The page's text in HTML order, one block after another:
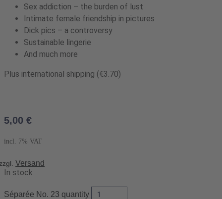
Sex addiction – the burden of lust
Intimate female friendship in pictures
Dick pics – a controversy
Sustainable lingerie
And much more
Plus international shipping (€3.70)
5,00 €
incl. 7% VAT
Versand
In stock
Séparée No. 23 quantity